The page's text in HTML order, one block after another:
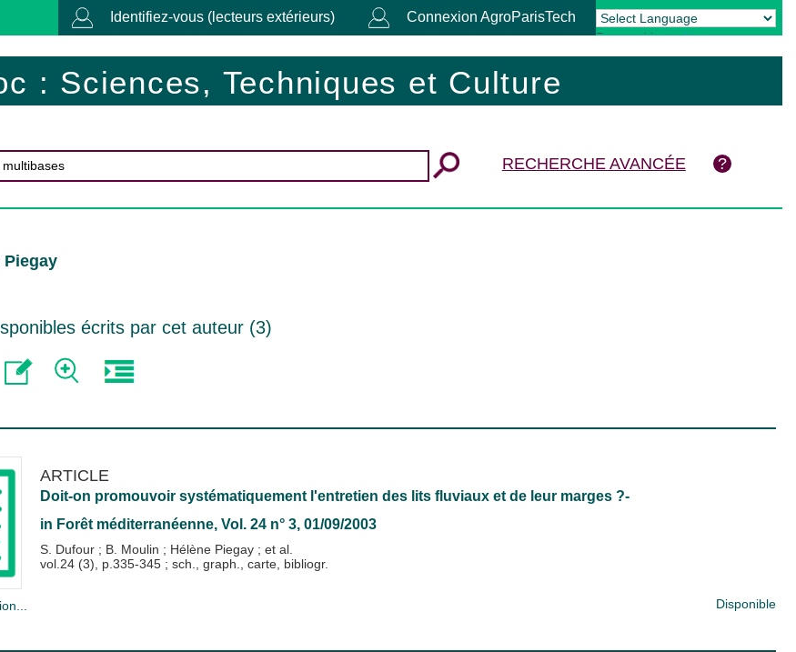
Identifiez-vous (lecteurs extérieurs) Connexion AgroParisTech
Powered by Translate
: Sciences, Techniques et Culture
RECHERCHE AVANCÉE
Piegay
écrits par cet auteur (3)
ARTICLE
Doit-on promouvoir systématiquement l'entretien des lits fluviaux et de leur marges ?-
in Forêt méditerranéenne, Vol. 24 n° 3, 01/09/2003
S. Dufour ; B. Moulin ; Hélène Piegay ; et al.
vol.24 (3), p.335-345 ; sch., graph., carte, bibliogr.
Disponible